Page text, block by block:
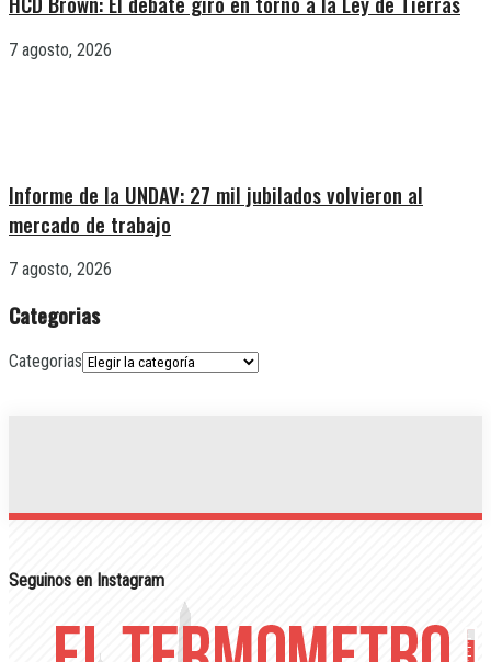
7 agosto, 2026
Informe de la UNDAV: 27 mil jubilados volvieron al
mercado de trabajo
7 agosto, 2026
Categorias
Categorias
Seguinos en Instagram